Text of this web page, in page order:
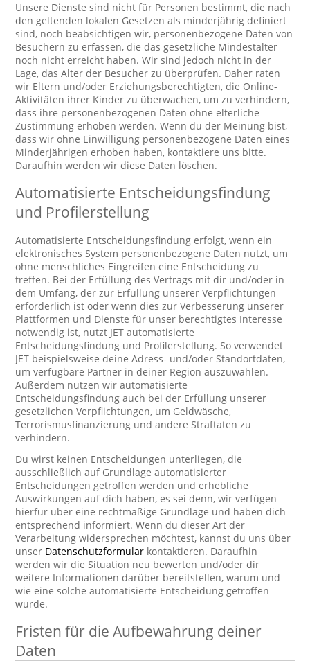
Unsere Dienste sind nicht für Personen bestimmt, die nach
den geltenden lokalen Gesetzen als minderjährig definiert
sind, noch beabsichtigen wir, personenbezogene Daten von
Besuchern zu erfassen, die das gesetzliche Mindestalter
noch nicht erreicht haben. Wir sind jedoch nicht in der
Lage, das Alter der Besucher zu überprüfen. Daher raten
wir Eltern und/oder Erziehungsberechtigten, die Online-
Aktivitäten ihrer Kinder zu überwachen, um zu verhindern,
dass ihre personenbezogenen Daten ohne elterliche
Zustimmung erhoben werden. Wenn du der Meinung bist,
dass wir ohne Einwilligung personenbezogene Daten eines
Minderjährigen erhoben haben, kontaktiere uns bitte.
Daraufhin werden wir diese Daten löschen.
Automatisierte Entscheidungsfindung
und Profilerstellung
Automatisierte Entscheidungsfindung erfolgt, wenn ein
elektronisches System personenbezogene Daten nutzt, um
ohne menschliches Eingreifen eine Entscheidung zu
treffen. Bei der Erfüllung des Vertrags mit dir und/oder in
dem Umfang, der zur Erfüllung unserer Verpflichtungen
erforderlich ist oder wenn dies zur Verbesserung unserer
Plattformen und Dienste für unser berechtigtes Interesse
notwendig ist, nutzt JET automatisierte
Entscheidungsfindung und Profilerstellung. So verwendet
JET beispielsweise deine Adress- und/oder Standortdaten,
um verfügbare Partner in deiner Region auszuwählen.
Außerdem nutzen wir automatisierte
Entscheidungsfindung auch bei der Erfüllung unserer
gesetzlichen Verpflichtungen, um Geldwäsche,
Terrorismusfinanzierung und andere Straftaten zu
verhindern.
Du wirst keinen Entscheidungen unterliegen, die
ausschließlich auf Grundlage automatisierter
Entscheidungen getroffen werden und erhebliche
Auswirkungen auf dich haben, es sei denn, wir verfügen
hierfür über eine rechtmäßige Grundlage und haben dich
entsprechend informiert. Wenn du dieser Art der
Verarbeitung widersprechen möchtest, kannst du uns über
unser Datenschutzformular kontaktieren. Daraufhin
werden wir die Situation neu bewerten und/oder dir
weitere Informationen darüber bereitstellen, warum und
wie eine solche automatisierte Entscheidung getroffen
wurde.
Fristen für die Aufbewahrung deiner
Daten